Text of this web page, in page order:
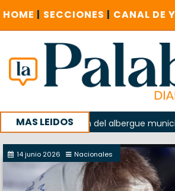
HOME | SECCIONES | CANAL DE
MAS LEIDOS
explosión del albergue municipal de
con un encuentro provincial en Roca
14 junio 2026 Nacionales